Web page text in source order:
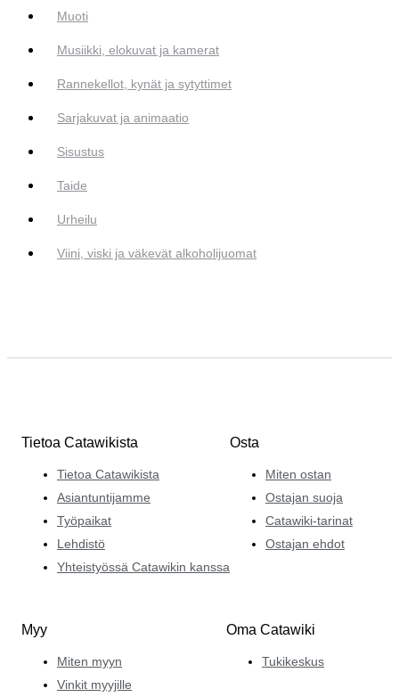
Muoti
Musiikki, elokuvat ja kamerat
Rannekellot, kynät ja sytyttimet
Sarjakuvat ja animaatio
Sisustus
Taide
Urheilu
Viini, viski ja väkevät alkoholijuomat
Tietoa Catawikista
Tietoa Catawikista
Asiantuntijamme
Työpaikat
Lehdistö
Yhteistyössä Catawikin kanssa
Osta
Miten ostan
Ostajan suoja
Catawiki-tarinat
Ostajan ehdot
Myy
Miten myyn
Vinkit myyjille
Oma Catawiki
Tukikeskus